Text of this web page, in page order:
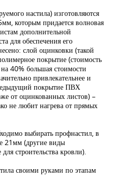
настила) изготовляются
которым придается волновая
дополнительной
для обеспечения его
слой оцинковки (такой
покрытие (стоимость
40% большая стоимости
привлекательнее и
покрытие ПВХ
от оцинкованных листов) –
не любит нагрева от прямых
выбирать профнастил, в
21мм (другие виды
строительства кровли).
своими руками по этапам